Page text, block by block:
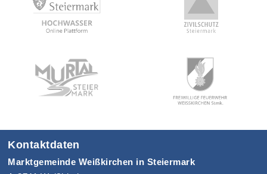
Kontaktdaten
Marktgemeinde Weißkirchen in Steiermark